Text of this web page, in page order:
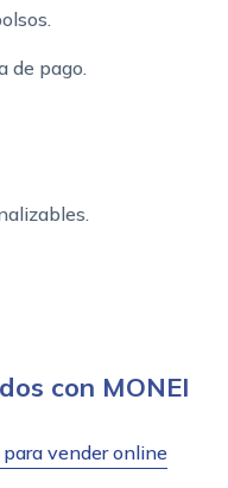
de pago.
con MONEI
vender online